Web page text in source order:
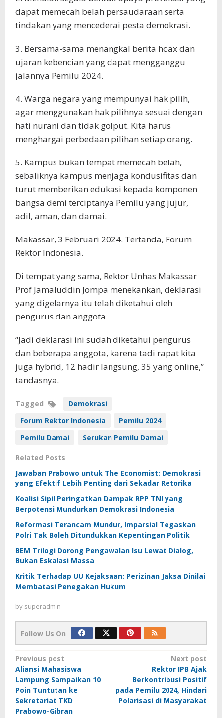
dapat memecah belah persaudaraan serta
tindakan yang mencederai pesta demokrasi.
3. Bersama-sama menangkal berita hoax dan
ujaran kebencian yang dapat mengganggu
jalannya Pemilu 2024.
4. Warga negara yang mempunyai hak pilih,
agar menggunakan hak pilihnya sesuai dengan
hati nurani dan tidak golput. Kita harus
menghargai perbedaan pilihan setiap orang.
5. Kampus bukan tempat memecah belah,
sebaliknya kampus menjaga kondusifitas dan
turut memberikan edukasi kepada komponen
bangsa demi terciptanya Pemilu yang jujur,
adil, aman, dan damai.
Makassar, 3 Februari 2024. Tertanda, Forum
Rektor Indonesia.
Di tempat yang sama, Rektor Unhas Makassar
Prof Jamaluddin Jompa menekankan, deklarasi
yang digelarnya itu telah diketahui oleh
pengurus dan anggota.
“Jadi deklarasi ini sudah diketahui pengurus
dan beberapa anggota, karena tadi rapat kita
juga hybrid, 12 hadir langsung, 35 yang online,”
tandasnya.
Tagged
Demokrasi
Forum Rektor Indonesia
Pemilu 2024
Pemilu Damai
Serukan Pemilu Damai
Related Posts
Jawaban Prabowo untuk The Economist: Demokrasi
yang Efektif Lebih Penting dari Sekadar Retorika
Koalisi Sipil Peringatkan Dampak RPP TNI yang
Berpotensi Mundurkan Demokrasi Indonesia
Reformasi Terancam Mundur, Imparsial Tegaskan
Polri Tak Boleh Ditundukkan Kepentingan Politik
BEM Trilogi Dorong Pengawalan Isu Lewat Dialog,
Bukan Eskalasi Massa
Kritik Terhadap UU Kejaksaan: Perizinan Jaksa Dinilai
Membatasi Penegakan Hukum
by superadmin
Follow Us On
Post
navigation
Previous post
Aliansi Mahasiswa
Lampung Sampaikan 10
Poin Tuntutan ke
Sekretariat TKD
Prabowo-Gibran
Next post
Rektor IPB Ajak
Berkontribusi Positif
pada Pemilu 2024, Hindari
Polarisasi di Masyarakat